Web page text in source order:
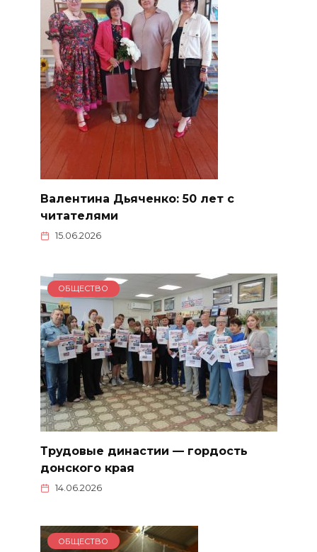
Валентина Дьяченко: 50 лет с
читателями
15.06.2026
ОБЩЕСТВО
Трудовые династии — гордость
донского края
14.06.2026
ОБЩЕСТВО